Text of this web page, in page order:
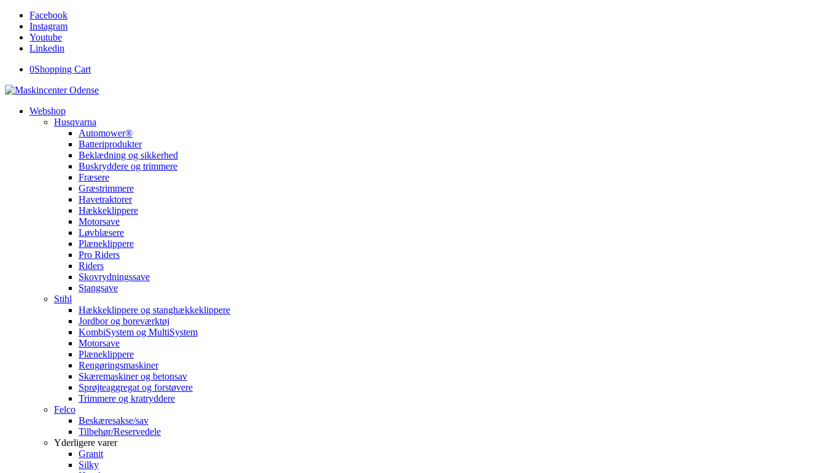
Facebook
Instagram
Youtube
Linkedin
0Shopping Cart
Webshop
Husqvarna
Automower®
Batteriprodukter
Beklædning og sikkerhed
Buskryddere og trimmere
Fræsere
Græstrimmere
Havetraktorer
Hækkeklippere
Motorsave
Løvblæsere
Plæneklippere
Pro Riders
Riders
Skovrydningssave
Stangsave
Stihl
Hækkeklippere og stanghækkeklippere
Jordbor og boreværktøj
KombiSystem og MultiSystem
Motorsave
Plæneklippere
Rengøringsmaskiner
Skæremaskiner og betonsav
Sprøjteaggregat og forstøvere
Trimmere og kratryddere
Felco
Beskæresakse/sav
Tilbehør/Reservedele
Yderligere varer
Granit
Silky